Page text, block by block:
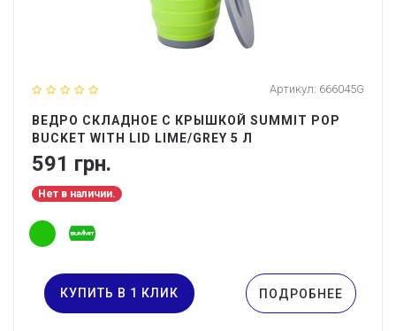
Артикул: 666045G
ВЕДРО СКЛАДНОЕ С КРЫШКОЙ SUMMIT POP
BUCKET WITH LID LIME/GREY 5 Л
591 грн.
Нет в наличии.
КУПИТЬ В 1 КЛИК ПОДРОБНЕЕ